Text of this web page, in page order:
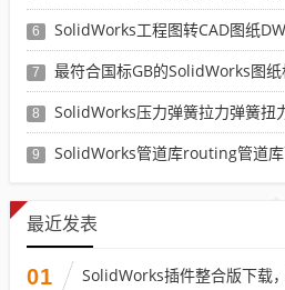
6 SolidWorks工程图转CAD图纸DWG格式映
7 最符合国标GB的SolidWorks图纸格式
8 SolidWorks压力弹簧拉力弹簧扭力弹簧
9 SolidWorks管道库routing管道
最近发表
01 SolidWorks插件整合版下载